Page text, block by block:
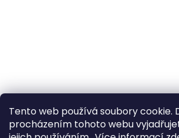
Tento web používá soubory cookie.
procházením tohoto webu